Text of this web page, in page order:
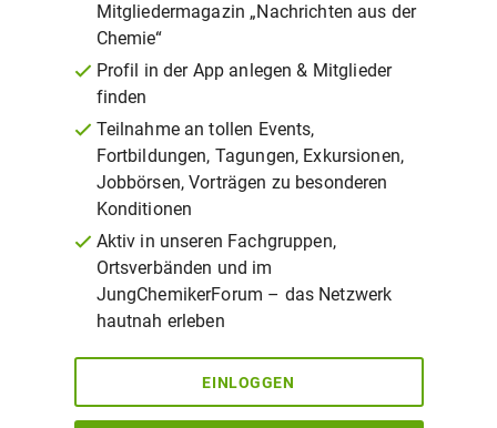
Mitgliedermagazin „Nachrichten aus der
Chemie“
Profil in der App anlegen & Mitglieder
finden
Teilnahme an tollen Events,
Fortbildungen, Tagungen, Exkursionen,
Jobbörsen, Vorträgen zu besonderen
Konditionen
Aktiv in unseren Fachgruppen,
Ortsverbänden und im
JungChemikerForum – das Netzwerk
hautnah erleben
EINLOGGEN